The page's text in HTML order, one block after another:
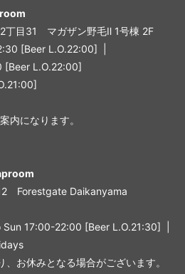
丁目31 マガザン野毛Ⅱ 1号棟 2F
[Beer L.O.22:00] |
[Beer L.O.22:00]
内になります。
Forestgate Daikanyama
17:00-22:00 [Beer L.O.21:30] |
お休みとなる場合がございます。